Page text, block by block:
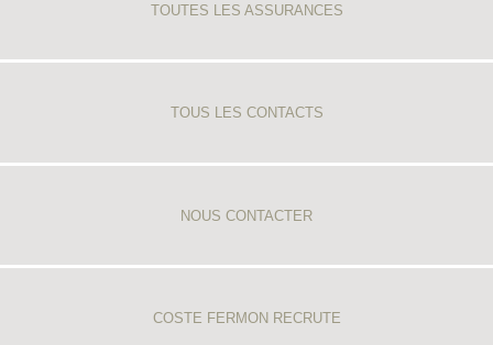
TOUTES LES ASSURANCES
TOUS LES CONTACTS
NOUS CONTACTER
COSTE FERMON RECRUTE